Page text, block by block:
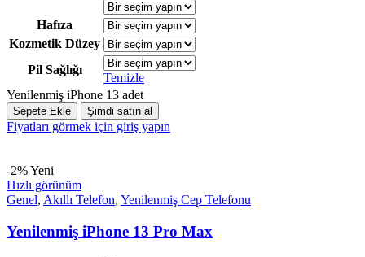
Hafıza
Kozmetik Düzey
Pil Sağlığı
Temizle
Yenilenmiş iPhone 13 adet
Sepete Ekle Şimdi satın al
Fiyatları görmek için giriş yapın
-2%Yeni
Hızlı görünüm
Genel, Akıllı Telefon, Yenilenmiş Cep Telefonu
Yenilenmiş iPhone 13 Pro Max